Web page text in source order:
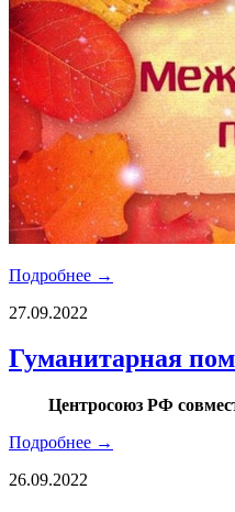
Подробнее →
27.09.2022
Гуманитарная
Центросоюз РФ
Подробнее →
26.09.2022